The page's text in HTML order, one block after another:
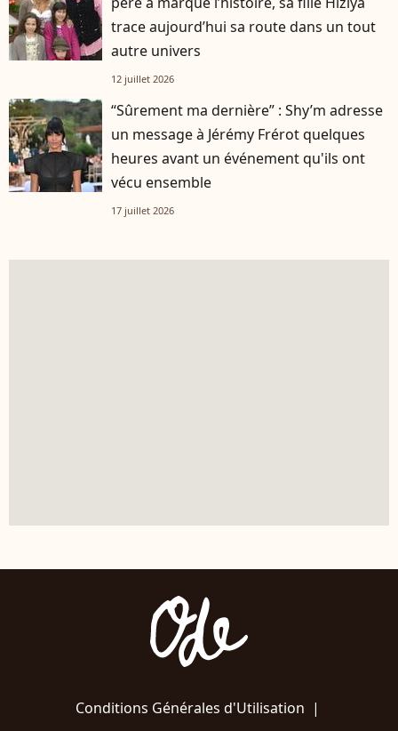
trace aujourd’hui sa route dans un tout
autre univers
12 juillet 2026
“Sûrement ma dernière” : Shy’m adresse
un message à Jérémy Frérot quelques
heures avant un événement qu'ils ont
vécu ensemble
17 juillet 2026
Conditions Générales d'Utilisation |